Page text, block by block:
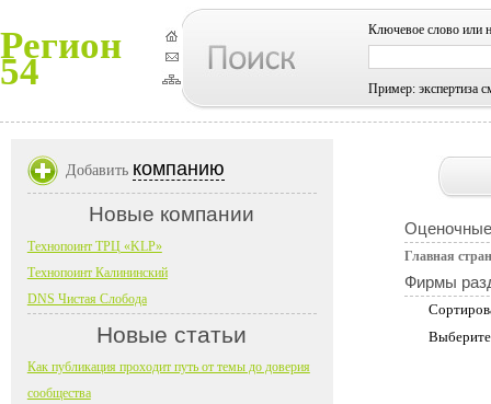
Регион
54
Ключевое слово или
Пример: экспертиза
Главная
Фирмы
Добавить компанию
Новые компании
Технопоинт ТРЦ «KLP»
Технопоинт Калининский
DNS Чистая Слобода
Новые статьи
Как публикация проходит путь от темы до доверия
сообщества